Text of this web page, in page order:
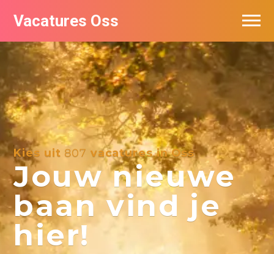
Vacatures Oss
Kies uit 807 vacatures in Oss
Jouw nieuwe
baan vind je
hier!